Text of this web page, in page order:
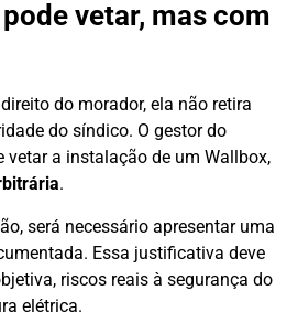
vetar, mas com
do morador, ela não retira
do síndico. O gestor do
a instalação de um Wallbox,
.
será necessário apresentar uma
Essa justificativa deve
riscos reais à segurança do
elétrica.